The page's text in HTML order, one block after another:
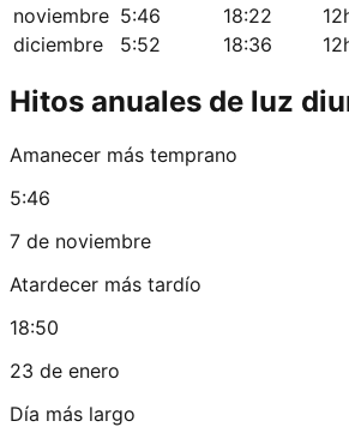
noviembre 5:46 18:22
diciembre
5:52 18:36
Hitos anuales de luz
Amanecer más temprano
5:46
7 de noviembre
Atardecer más tardío
18:50
23 de enero
Día más largo